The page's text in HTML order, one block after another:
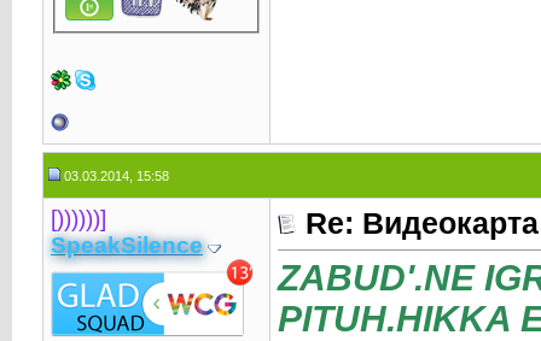
03.03.2014, 15:58
[))))))]
SpeakSilence
Re: Видеокарта
ZABUD'.NE
PITUH.HIKKA